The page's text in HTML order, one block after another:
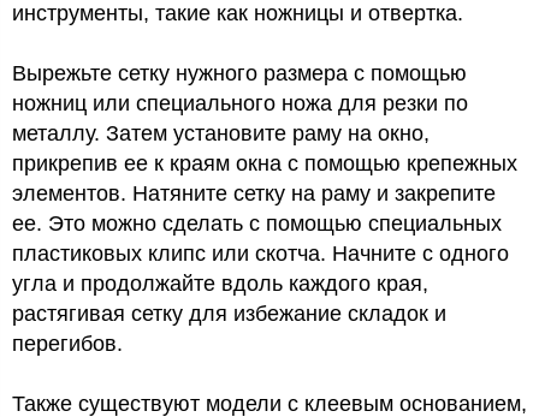
инструменты, такие как ножницы и отвертка.
Вырежьте сетку нужного размера с помощью
ножниц или специального ножа для резки по
металлу. Затем установите раму на окно,
прикрепив ее к краям окна с помощью крепежных
элементов. Натяните сетку на раму и закрепите
ее. Это можно сделать с помощью специальных
пластиковых клипс или скотча. Начните с одного
угла и продолжайте вдоль каждого края,
растягивая сетку для избежание складок и
перегибов.
Также существуют модели с клеевым основанием,